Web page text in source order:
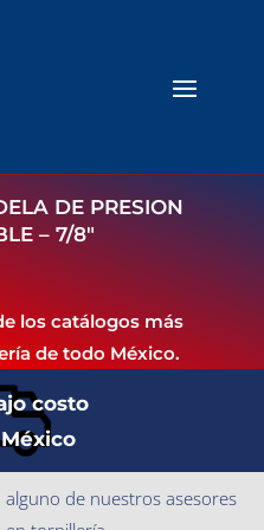
DE PRESION
– 7/8″
los catálogos más
de todo México.
costo
de nuestros asesores